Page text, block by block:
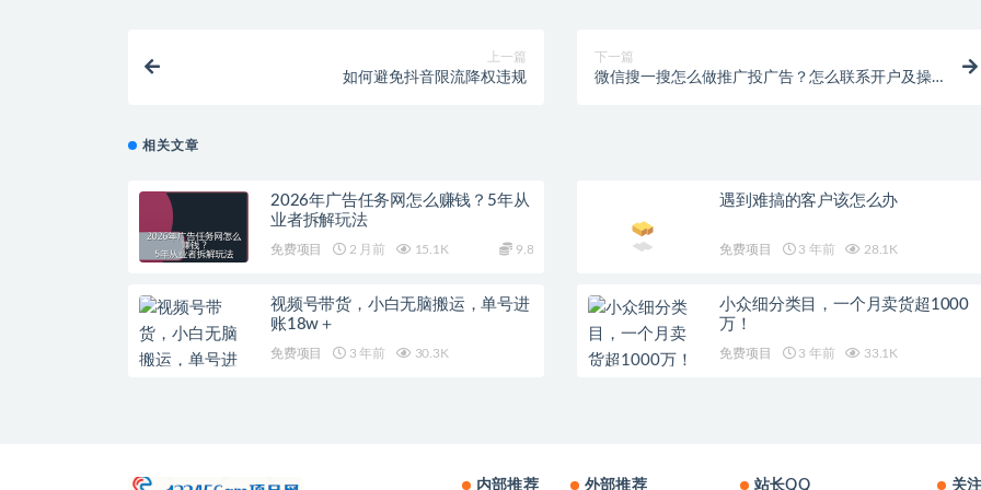
上一篇
如何避免抖音限流降权违规
下一篇
微信搜一搜怎么做推广投广告？怎么联系开户及操
相关文章
2026年广告任务网怎么赚钱？5年从
业者拆解玩法
免费项目 2 月前 15.1K 9.8
遇到难搞的客户该怎么办
免费项目 3 年前 28.1K
视频号带货，小白无脑搬运，单号进
账18w＋
免费项目 3 年前 30.3K
小众细分类目，一个月卖货超1000
万！
免费项目 3 年前 33.1K
内部推荐 外部推荐 站长QQ 关